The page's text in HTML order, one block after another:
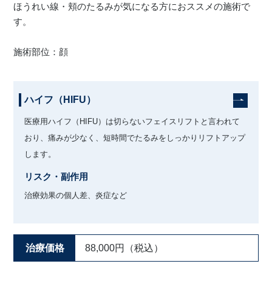
ほうれい線・頬のたるみが気になる方におススメの施術で
す。
施術部位：顔
ハイフ（HIFU）
医療用ハイフ（HIFU）は切らないフェイスリフトと言われて
おり、痛みが少なく、短時間でたるみをしっかりリフトアップ
します。
リスク・副作用
治療効果の個人差、炎症など
治療価格 88,000円（税込）